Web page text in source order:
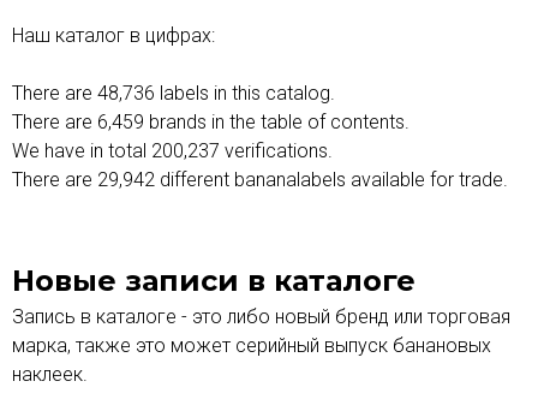
Наш каталог в цифрах:
There are 48,736 labels in this catalog.
There are 6,459 brands in the table of contents.
We have in total 200,237 verifications.
There are 29,942 different bananalabels available for trade.
Новые записи в каталоге
Запись в каталоге - это либо новый бренд или торговая
марка, также это может серийный выпуск банановых
наклеек.